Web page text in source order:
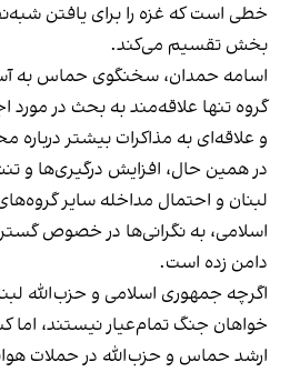
خطی است که غزه را برای یافتن
بخش تقسیم می‌کند.
اسامه حمدان، سخنگوی حماس به
گروه تنها علاقه‌مند به بحث در مورد
و علاقه‌ای به مذاکرات بیشتر درباره
در همین حال، افزایش درگیری‌ها و
لبنان و احتمال مداخله سایر
اسلامی، به نگرانی‌ها در خصوص
دامن زده است.
اگرچه جمهوری اسلامی و حزب‌الله
خواهان جنگ تمام‌عیار نیستند،
ارشد حماس و حزب‌الله در حملات